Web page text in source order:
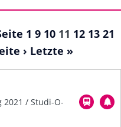
1 9 10 11 12 13 21
› Letzte »
/ Studi-O-